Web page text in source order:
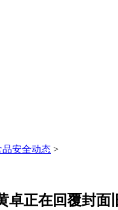
品安全动态 >
卓正在回覆封面